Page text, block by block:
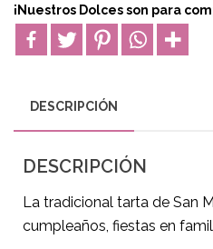
¡Nuestros Dolces son para
DESCRIPCIÓN
DESCRIPCIÓN
La tradicional tarta de San
cumpleaños, fiestas en